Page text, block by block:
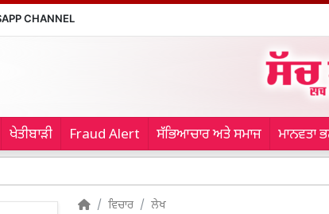
CHANNEL
ਖੇਤੀਬਾੜੀ Fraud Alert ਸੱਭਿਆਚਾਰ ਅਤੇ ਸਮਾਜ ਮਾਨਵਤਾ
ਵਿਚਾਰ ਲੇਖ